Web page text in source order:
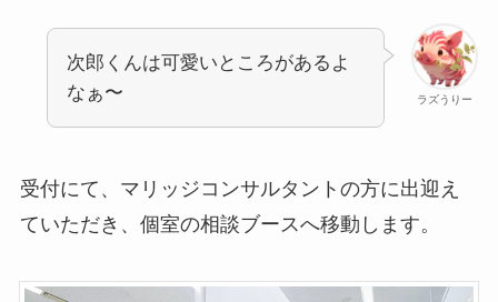
ラズうりー
次郎くんは可愛いところがあるよ
なぁ〜
受付にて、マリッジコンサルタントの方に出迎え
ていただき、個室の相談ブースへ移動します。